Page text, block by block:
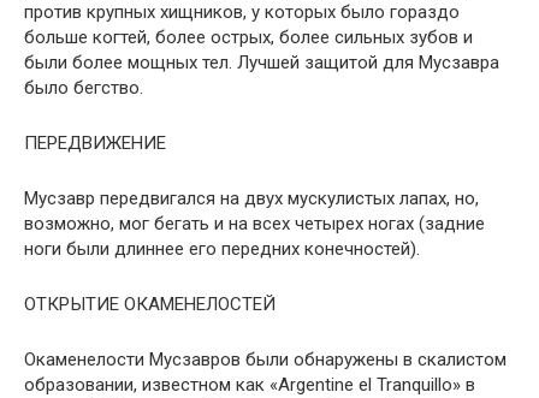
против крупных хищников, у которых было гораздо
больше когтей, более острых, более сильных зубов и
были более мощных тел. Лучшей защитой для Мусзавра
было бегство.
ПЕРЕДВИЖЕНИЕ
Мусзавр передвигался на двух мускулистых лапах, но,
возможно, мог бегать и на всех четырех ногах (задние
ноги были длиннее его передних конечностей).
ОТКРЫТИЕ ОКАМЕНЕЛОСТЕЙ
Окаменелости Мусзавров были обнаружены в скалистом
образовании, известном как «Argentine el Tranquillo» в